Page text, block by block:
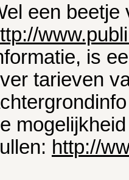
een beetje
is
tarieven
http://